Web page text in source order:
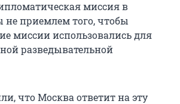
миссия в
не приемлем того, чтобы
миссии использовались для
разведывательной
что Москва ответит на эту